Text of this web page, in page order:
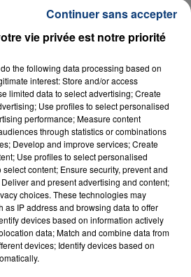
À LENS : UNE FEMME ET
LA VIE ET LA...
par le feu après avoir
et leur bébé de trois mois
vie privée est notre priorité
do the following data processing based on
interest: Store and/or access
limited data to select advertising; Create
Use profiles to select personalised
performance; Measure content
through statistics or combinations
Develop and improve services; Create
Use profiles to select personalised
content; Ensure security, prevent and
and present advertising and content;
choices. These technologies may
as IP address and browsing data to offer
devices based on information actively
data; Match and combine data from
devices; Identify devices based on
Continuer sans accepter